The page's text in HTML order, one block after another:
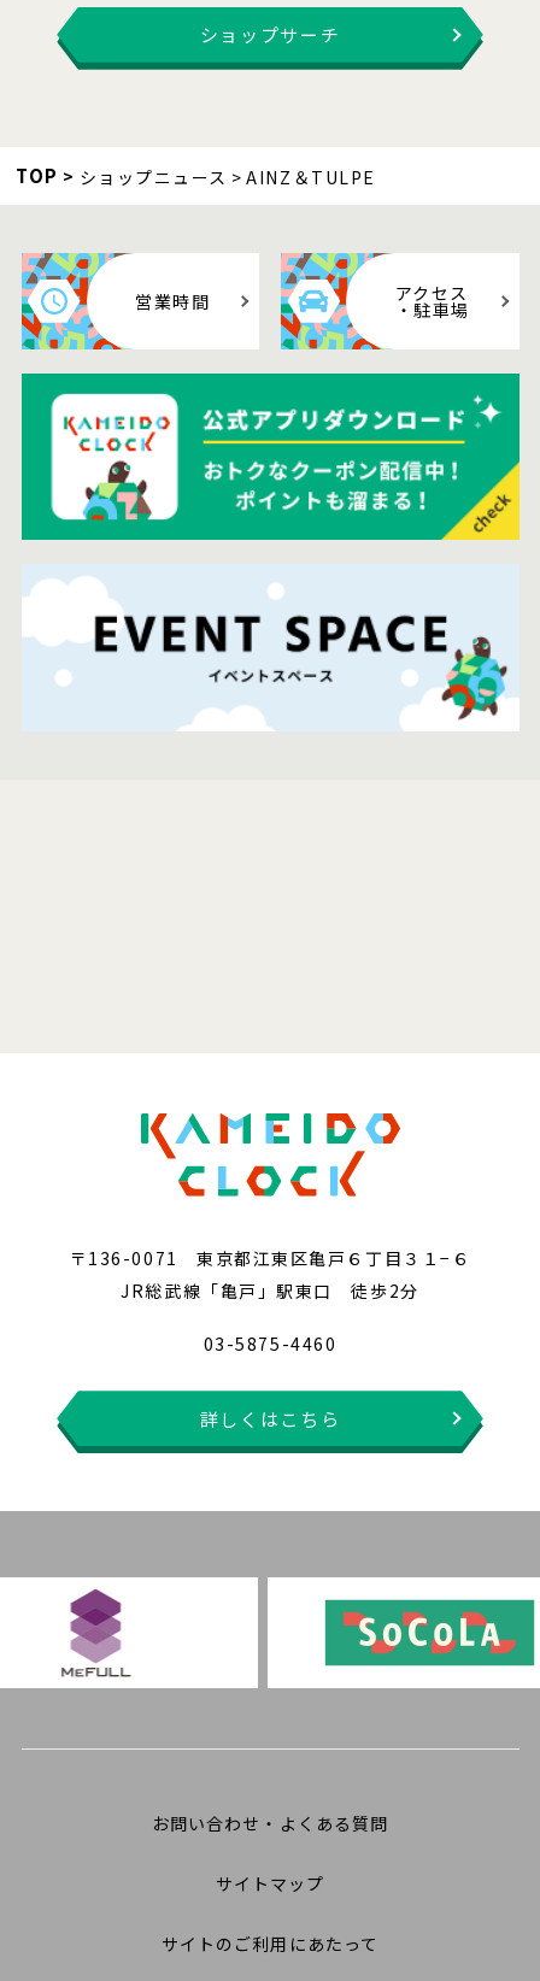
ショップサーチ
TOP ショップニュース AINZ＆TULPE
営業時間 アクセス
・駐車場
〒136-0071 東京都江東区亀戸６丁目３１−６
JR総武線「亀戸」駅東口 徒歩2分
03-5875-4460
詳しくはこちら
お問い合わせ・よくある質問
サイトマップ
サイトのご利用にあたって